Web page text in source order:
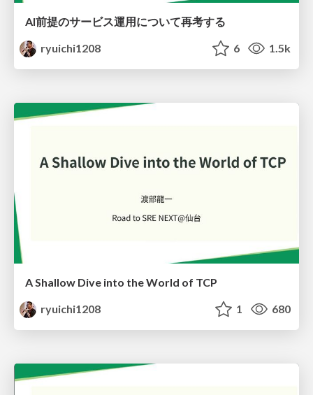
AI前提のサービス運用について再考する
ryuichi1208
6 1.5k
A Shallow Dive into the World of TCP
ryuichi1208
1 680